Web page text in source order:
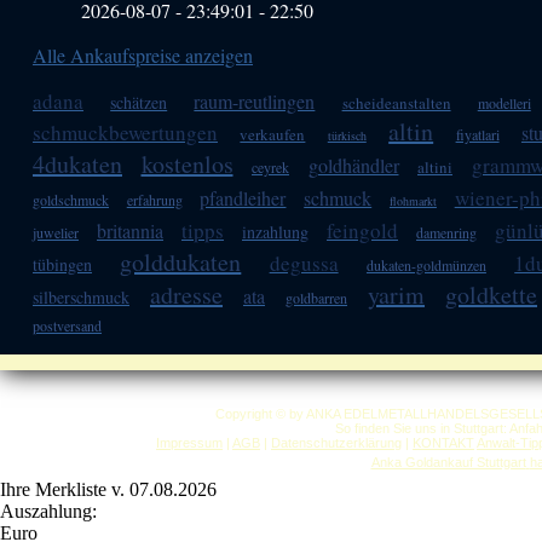
2026-08-07 - 23:49:01 -22:50
Alle Ankaufspreise anzeigen
adana schätzen raum-reutlingen scheideanstalten modelleri
schmuckbewertungen verkaufen türkisch altin fiyatlari
4dukaten kostenlos ceyrek goldhändler altini
goldschmuck erfahrung pfandleiher schmuck flohmarkt wiener-
juwelier britannia tipps inzahlung feingold damenring
tübingen golddukaten degussa dukaten-goldmünzen
silberschmuck adresse ata goldbarren yarim goldkette
postversand
Copyright © by ANKA
So finden Sie uns in Stuttgart:
Impressum | AGB | Datenschutzerklärung | KONTAKT Anwalt-
Anka Goldankauf Stuttgart
Ihre Merkliste v. 07.08.2026
Auszahlung:
Euro